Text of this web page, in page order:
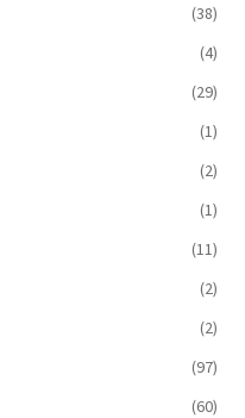
(38)
(4)
(29)
(1)
(2)
(1)
(11)
(2)
(2)
(97)
(60)